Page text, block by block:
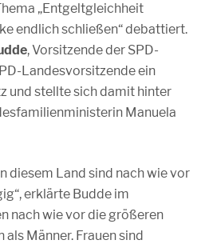
„Entgeltgleichheit
endlich schließen“ debattiert.
, Vorsitzende der SPD-
Landesvorsitzende ein
und stellte sich damit hinter
Manuela
diesem Land sind nach wie vor
erklärte Budde im
nach wie vor die größeren
Männer. Frauen sind